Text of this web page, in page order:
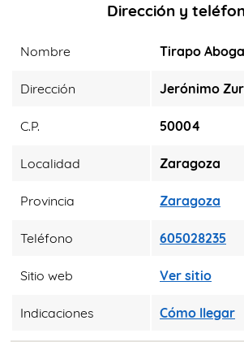
Dirección y
Nombre Tirapo
Dirección Jerónimo
C.P. 50004
Localidad Zaragoza
Provincia Zaragoza
Teléfono 605028235
Sitio web Ver sitio
Indicaciones Cómo llegar